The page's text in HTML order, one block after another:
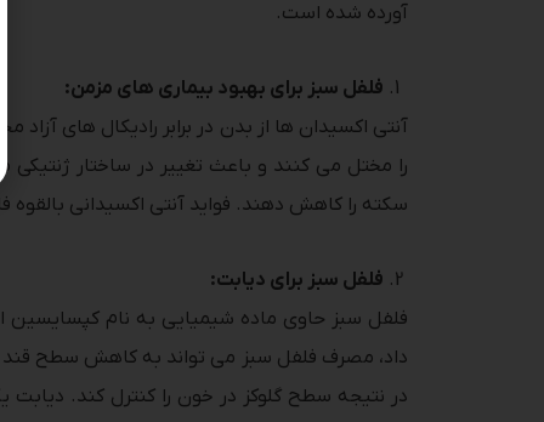
آورده شده است.
فلفل سبز برای بهبود بیماری های مزمن:
آنتی اکسیدان ها از بدن در برابر رادیکال های
را مختل می کنند و باعث تغییر در ساختار
سکته را کاهش دهند. فواید آنتی اکسیدانی بالقوه
فلفل سبز برای دیابت:
فلفل سبز حاوی ماده شیمیایی به نام
داد، مصرف فلفل سبز می تواند به کاهش سطح قند
در نتیجه سطح گلوکز در خون را کنترل کند.